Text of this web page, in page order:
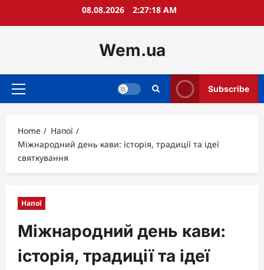
08.08.2026 2:27:19 AM
Wem.ua
Primary
Subscribe
Home
Напої
Міжнародний день кави: історія, традиції та ідеї
святкування
Напої
Міжнародний день кави:
історія, традиції та ідеї